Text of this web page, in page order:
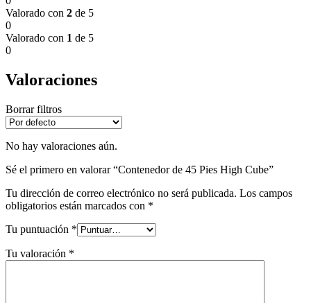
Valorado con 2 de 5
0
Valorado con 1 de 5
0
Valoraciones
Borrar filtros
No hay valoraciones aún.
Sé el primero en valorar “Contenedor de 45 Pies High Cube”
Tu dirección de correo electrónico no será publicada. Los campos
obligatorios están marcados con *
Tu puntuación *
Tu valoración *